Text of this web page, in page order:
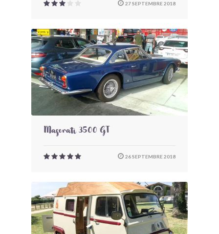
27 SEPTEMBRE 2018
Maserati 3500 GT
26 SEPTEMBRE 2018